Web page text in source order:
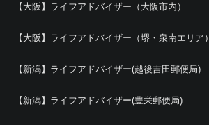
【大阪】ライフアドバイザー（大阪市内）
【大阪】ライフアドバイザー（堺・泉南エリア）
【新潟】ライフアドバイザー(越後吉田郵便局)
【新潟】ライフアドバイザー(豊栄郵便局)